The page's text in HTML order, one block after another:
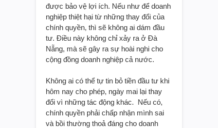
được bảo vệ lợi ích. Nếu như để doanh
nghiệp thiệt hại từ những thay đổi của
chính quyền, thì sẽ không ai dám đầu
tư. Điều này không chỉ xảy ra ở Đà
Nẵng, mà sẽ gây ra sự hoài nghi cho
cộng đồng doanh nghiệp cả nước.
Không ai có thể tự tin bỏ tiền đầu tư khi
hôm nay cho phép, ngày mai lại thay
đổi vì những tác động khác. Nếu có,
chính quyền phải chấp nhận mình sai
và bồi thường thoả đáng cho doanh